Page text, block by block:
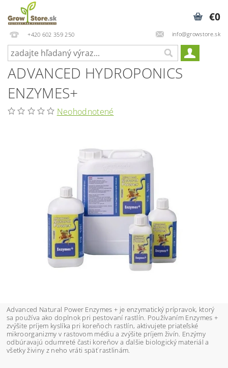
+420 602 359 250 info@growstore.sk
€0
ADVANCED HYDROPONICS
ENZYMES+
Neohodnotené
Advanced Natural Power Enzymes + je enzymatický prípravok, ktorý
sa používa ako doplnok pri pestovaní rastlín. Používaním Enzymes +
zvýšite príjem kyslíka pri koreňoch rastlín, aktivujete priateľské
mikroorganizmy v rastovom médiu a zvýšite príjem živín. Enzýmy
odbúravajú odumreté časti koreňov a ďalšie biologický materiál a
všetky živiny z neho vráti späť rastlinám.